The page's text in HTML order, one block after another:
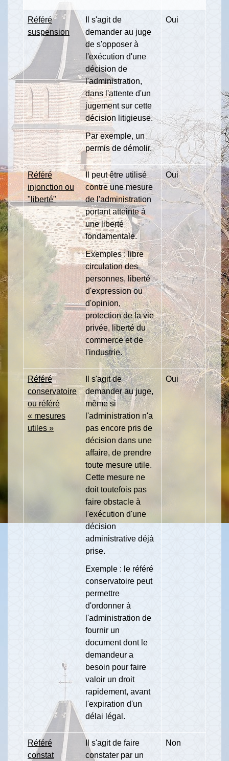
Référé
suspension
Il s'agit de
demander au juge
de s'opposer à
l'exécution d'une
décision de
l'administration,
dans l'attente d'un
jugement sur cette
décision litigieuse.
Par exemple, un
permis de démolir.
Oui
Référé
injonction ou
"liberté"
Il peut être utilisé
contre une mesure
de l'administration
portant atteinte à
une liberté
fondamentale.
Exemples : libre
circulation des
personnes, liberté
d'expression ou
d'opinion,
protection de la vie
privée, liberté du
commerce et de
l'industrie.
Oui
Référé
conservatoire
ou référé
« mesures
utiles »
Il s'agit de
demander au juge,
même si
l'administration n'a
pas encore pris de
décision dans une
affaire, de prendre
toute mesure utile.
Cette mesure ne
doit toutefois pas
faire obstacle à
l'exécution d'une
décision
administrative déjà
prise.
Exemple : le référé
conservatoire peut
permettre
d'ordonner à
l'administration de
fournir un
document dont le
demandeur a
besoin pour faire
valoir un droit
rapidement, avant
l'expiration d'un
délai légal.
Oui
Référé
constat
Il s'agit de faire
constater par un
Non